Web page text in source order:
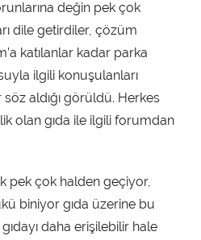
değin pek çok
dile getirdiler, çözüm
katılanlar kadar parka
ilgili konuşulanları
aldığı görüldü. Herkes
olan gıda ile ilgili forumdan
pek çok halden geçiyor,
biniyor gıda üzerine bu
daha erişilebilir hale